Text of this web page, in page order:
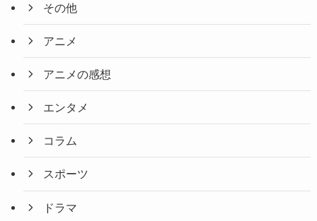
その他
アニメ
アニメの感想
エンタメ
コラム
スポーツ
ドラマ